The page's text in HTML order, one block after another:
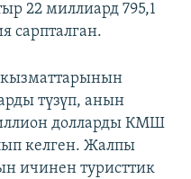
22 миллиард 795,1
сарпталган.
түзүп, анын
долларды КМШ
келген. Жалпы
ичинен туристтик